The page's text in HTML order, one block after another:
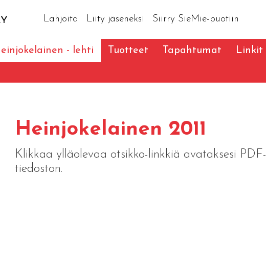
Lahjoita Liity jäseneksi Siirry SieMie-puotiin
- lehti Tuotteet Tapahtumat Linkit
Heinjokelainen 2011
Klikkaa ylläolevaa otsikko-linkkiä avataksesi PDF-
tiedoston.